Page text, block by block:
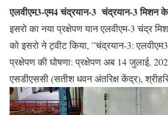
एलवीएम3-एम4 चंद्रयान-3 चंद्रयान-3 मिशन के
इसरो का नया प्रक्षेपण यान एलवीएम-3 चंद्र
को इसरो ने ट्वीट किया, ”चंद्रयान-3:
प्रक्षेपण की घोषणा: प्रक्षेपण अब 14 जुलाई,
एसडीएससी (सतीश धवन अंतरिक्ष केंद्र),